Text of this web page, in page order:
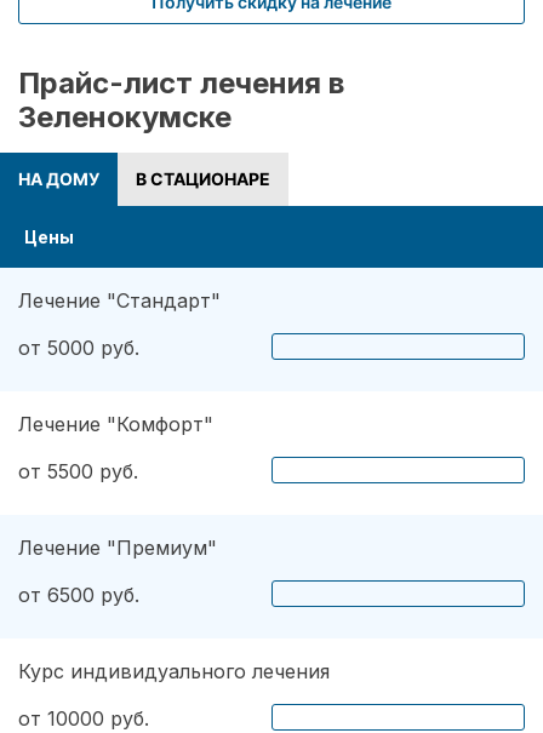
Прайс-лист лечения в
Зеленокумске
НА ДОМУ В СТАЦИОНАРЕ
Цены
Лечение "Стандарт"
от 5000 руб.
Лечение "Комфорт"
от 5500 руб.
Лечение "Премиум"
от 6500 руб.
Курс индивидуального лечения
от 10000 руб.